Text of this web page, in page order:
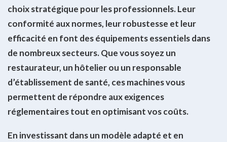
choix stratégique pour les professionnels. Leur
conformité aux normes, leur robustesse et leur
efficacité en font des équipements essentiels dans
de nombreux secteurs. Que vous soyez un
restaurateur, un hôtelier ou un responsable
d’établissement de santé, ces machines vous
permettent de répondre aux exigences
réglementaires tout en optimisant vos coûts.
En investissant dans un modèle adapté et en